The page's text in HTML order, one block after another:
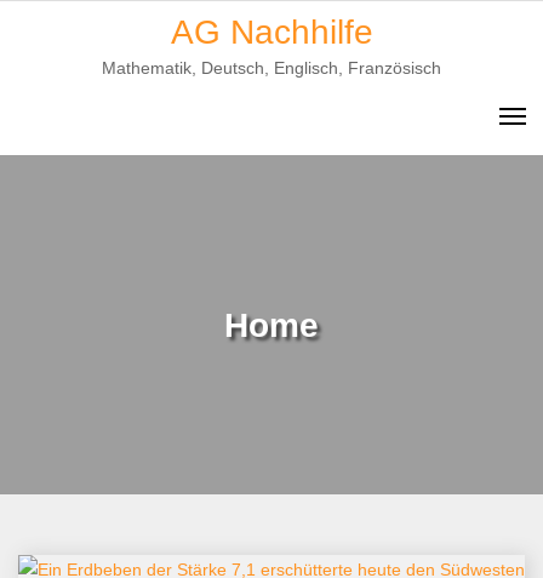
AG Nachhilfe
Mathematik, Deutsch, Englisch, Französisch
Home